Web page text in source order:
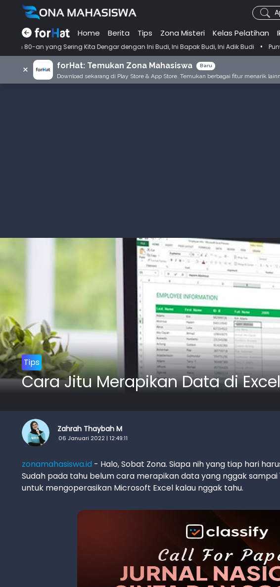
Home Berita Tips Zona Misteri Kelas Pelatihan
Sering Kita Dengar dengan Ini Budi, Ini Bapak Budi, Ini Adik Budi • Punya Tujuan
× forHat: Temukan Zona Mahasiswa Baru
Download sekarang di Play Store & App Store. Temukan berbagai fitur menarik
Tips
Cara Jitu Merapikan Data di
Zahrah Thaybah M
06 Januari 2022 | 12:49:11
zonamahasiswa.id - Halo, Sobat Zona. Siapa nih yang tiap hari
Sudah pada tahu belum cara merapikan data yang nggak sampai
untuk mengoperasikan Microsoft Excel kalau nggak tahu.